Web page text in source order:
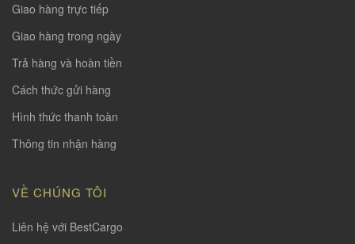
Giao hàng trực tiếp
Giao hàng trong ngày
Trả hàng và hoàn tiền
Cách thức gửi hàng
Hình thức thanh toàn
Thông tin nhận hàng
VỀ CHÚNG TÔI
Liên hệ với BestCargo